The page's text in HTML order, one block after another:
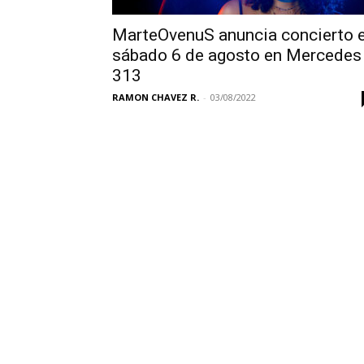
MarteOvenuS anuncia concierto
sábado 6 de agosto en Mercedes
313
RAMON CHAVEZ R. - 03/08/2022